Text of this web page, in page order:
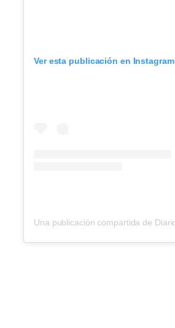
Ver esta publicación en Instagram